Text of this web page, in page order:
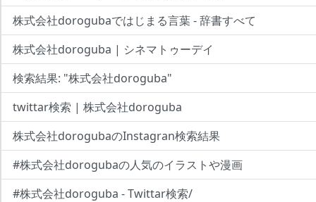
株式会社dorogubaではじまる言葉 - 辞書すべて
株式会社doroguba | シネマトゥーデイ
検索結果: "株式会社doroguba"
twittar検索 | 株式会社doroguba
株式会社dorogubaのInstagran検索結果
#株式会社dorogubaの人気のイラストや漫画
#株式会社doroguba - Twittar検索/